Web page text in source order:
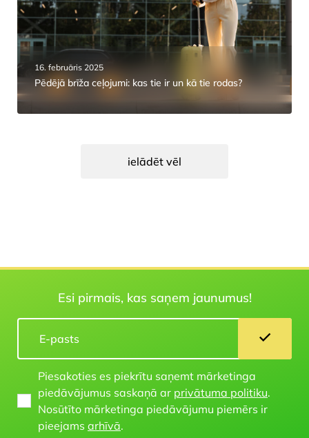
16. februāris 2025
Pēdējā brīža ceļojumi: kas tie ir un kā tie rodas?
ielādēt vēl
Esi pirmais, kas saņem jaunumus!
Piesakoties es piekrītu saņemt mārketinga
piedāvājumus saskaņā ar privātuma politiku.
Nosūtīto mārketinga piedāvājumu piemērs ir
pieejams arhīvā.